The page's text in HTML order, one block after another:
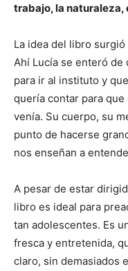
trabajo, la
La idea del libro
Ahí Lucía se enteró de
para ir al instituto y
quería contar para
venía. Su cuerpo, su
punto de hacerse
nos enseñan a
A pesar de estar
libro es ideal para
tan adolescentes. Es
fresca y entretenida,
claro, sin demasiados